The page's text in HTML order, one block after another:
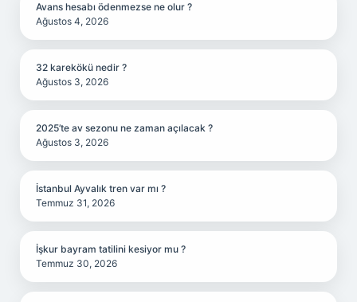
Avans hesabı ödenmezse ne olur ?
Ağustos 4, 2026
32 karekökü nedir ?
Ağustos 3, 2026
2025’te av sezonu ne zaman açılacak ?
Ağustos 3, 2026
İstanbul Ayvalık tren var mı ?
Temmuz 31, 2026
İşkur bayram tatilini kesiyor mu ?
Temmuz 30, 2026